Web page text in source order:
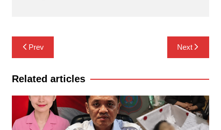
Navigasi
pos
Prev Next
Related articles